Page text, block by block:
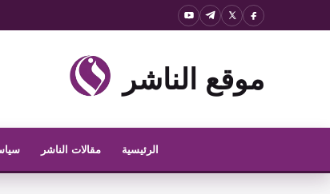
موقع الناشر
الرئيسية مقالات الناشر